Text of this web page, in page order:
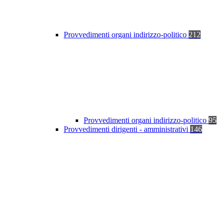
Provvedimenti organi indirizzo-politico 212
Provvedimenti organi indirizzo-politico 95
Provvedimenti dirigenti - amministrativi 146